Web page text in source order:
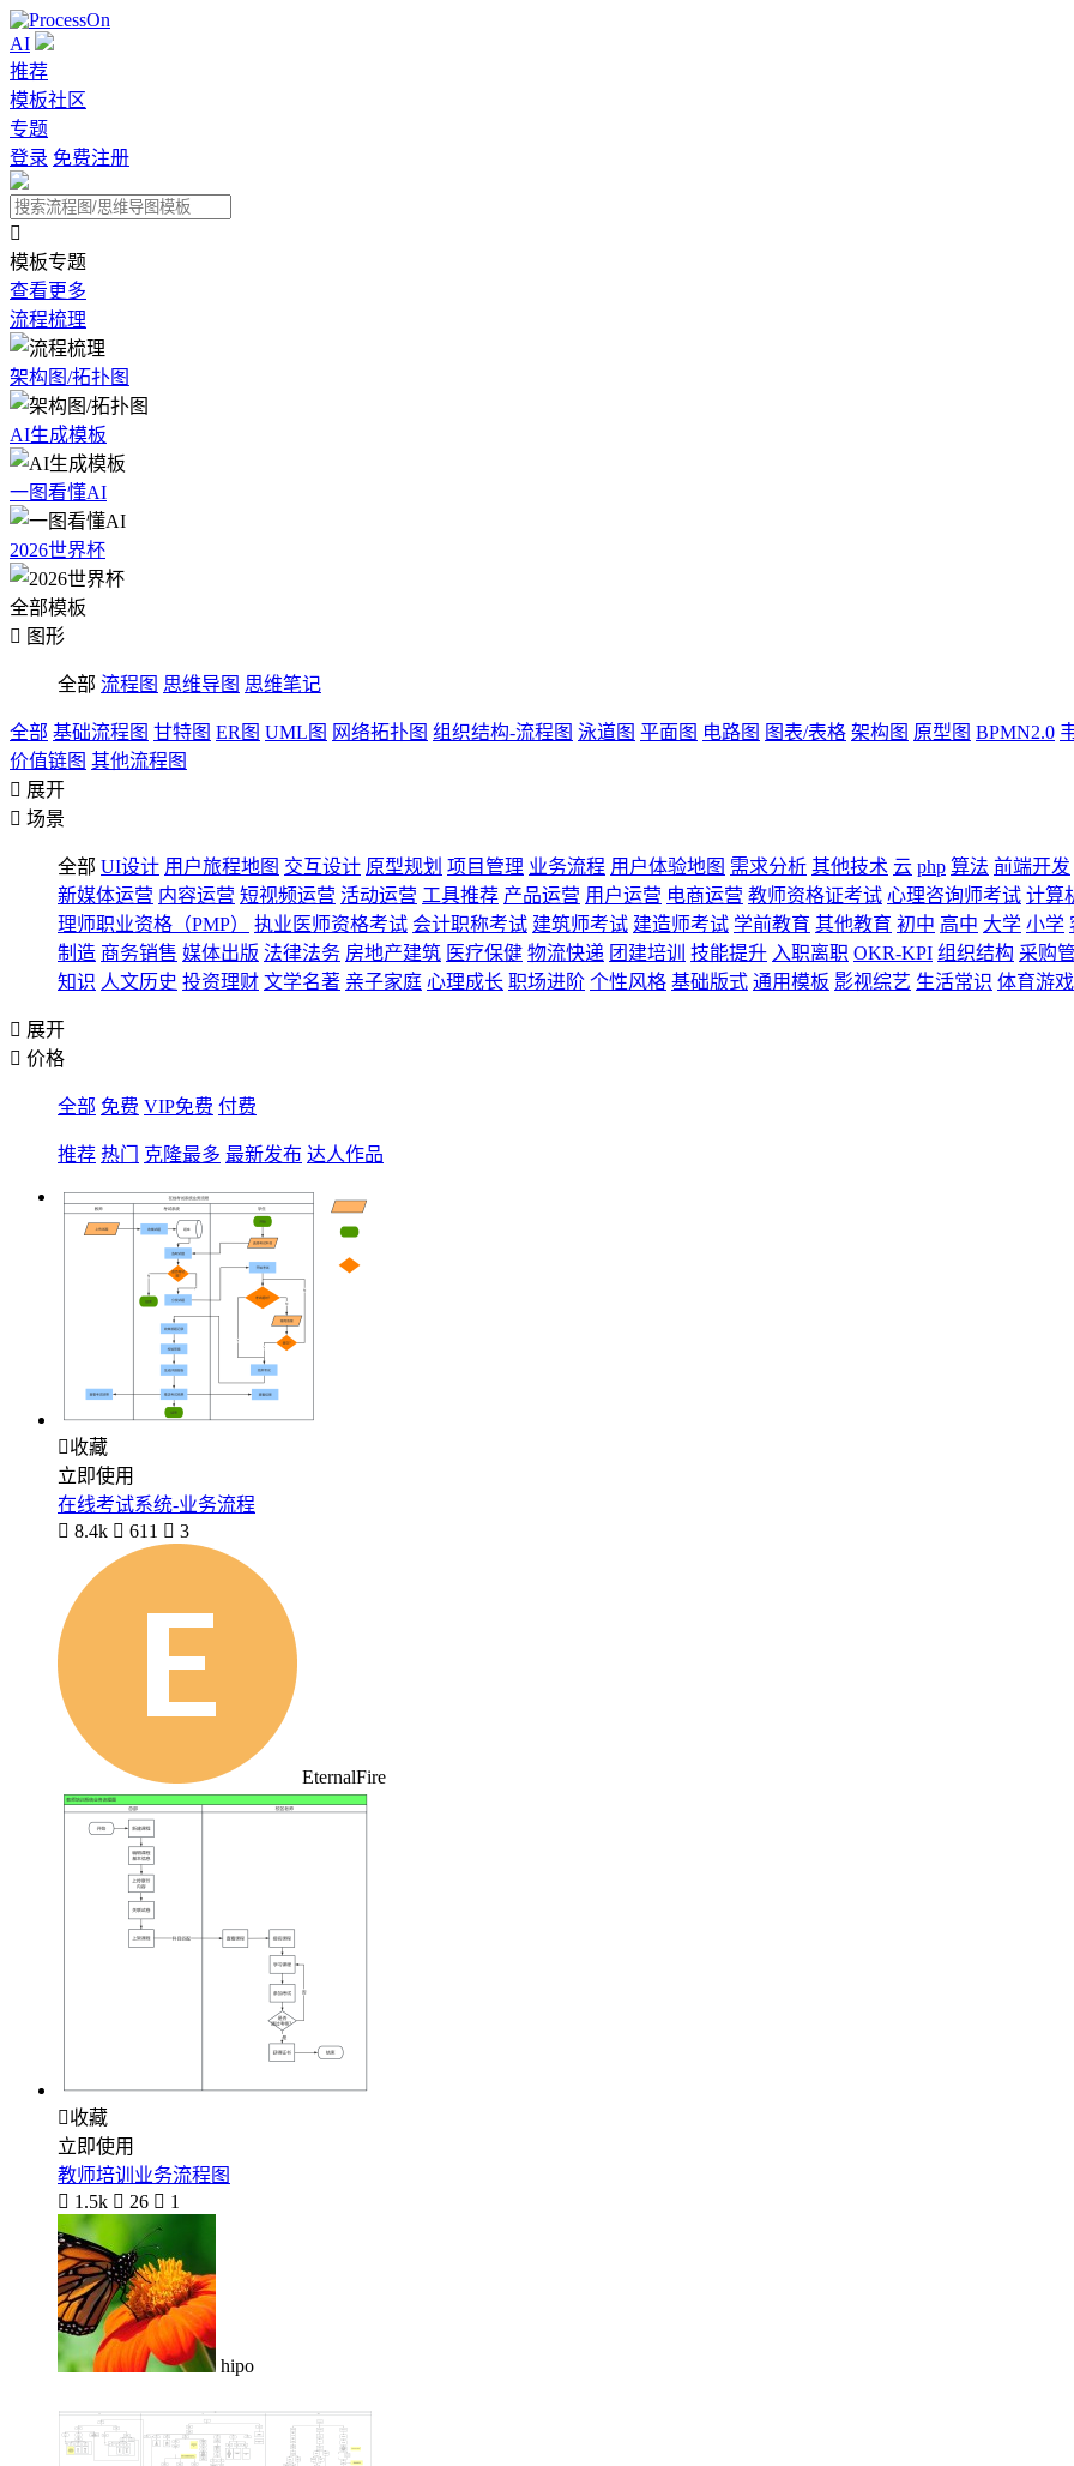
AI
推荐
模板社区
专题
登录 免费注册

模板专题
查看更多
流程梳理
架构图/拓扑图
AI生成模板
一图看懂AI
2026世界杯
全部模板
 图形
全部 流程图 思维导图 思维笔记
全部 基础流程图 甘特图 ER图 UML图 网络拓扑图 组织结构-流程图 泳道图 平面图 电路图 图表/表格 架构图 原型图 BPMN2.0
价值链图 其他流程图
 展开
 场景
全部 UI设计 用户旅程地图 交互设计 原型规划 项目管理 业务流程 用户体验地图 需求分析 其他技术 云 php 算法 前端开发
新媒体运营 内容运营 短视频运营 活动运营 工具推荐 产品运营 用户运营 电商运营 教师资格证考试 心理咨询师考试 计算
理师职业资格（PMP）
执业医师资格考试 会计职称考试 建筑师考试 建造师考试 学前教育 其他教育 初中 高中 大学 小学
制造 商务销售 媒体出版 法律法务 房地产建筑 医疗保健 物流快递 团建培训 技能提升 入职离职 OKR-KPI 组织结构 采购
知识 人文历史 投资理财 文学名著 亲子家庭 心理成长 职场进阶 个性风格 基础版式 通用模板 影视综艺 生活常识 体育游戏
 展开
 价格
全部 免费 VIP免费 付费
推荐 热门 克隆最多 最新发布 达人作品
收藏
立即使用
在线考试系统-业务流程
 8.4k  611  3
EternalFire
收藏
立即使用
教师培训业务流程图
 1.5k  26  1
hipo